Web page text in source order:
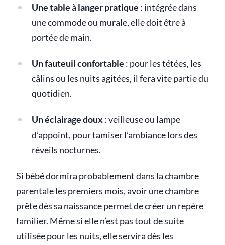
Une table à langer pratique : intégrée dans
une commode ou murale, elle doit être à
portée de main.
Un fauteuil confortable : pour les tétées, les
câlins ou les nuits agitées, il fera vite partie du
quotidien.
Un éclairage doux : veilleuse ou lampe
d’appoint, pour tamiser l’ambiance lors des
réveils nocturnes.
Si bébé dormira probablement dans la chambre
parentale les premiers mois, avoir une chambre
prête dès sa naissance permet de créer un repère
familier. Même si elle n’est pas tout de suite
utilisée pour les nuits, elle servira dès les